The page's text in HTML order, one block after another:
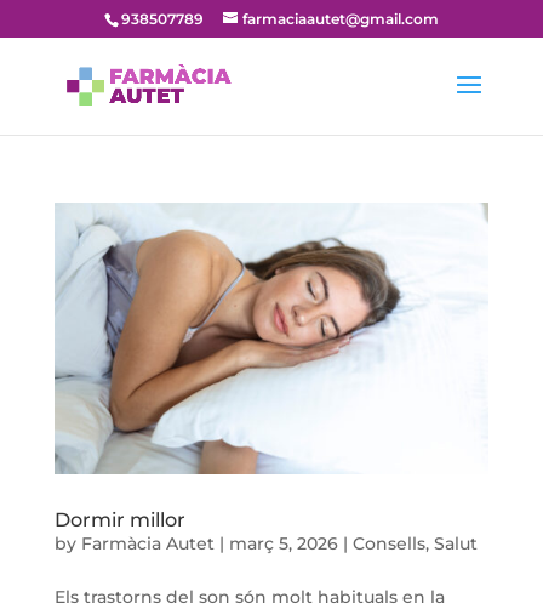
938507789 farmaciaautet@gmail.com
Dormir millor
by Farmàcia Autet| març 5, 2026| Consells, Salut
Els trastorns del son són molt habituals en la